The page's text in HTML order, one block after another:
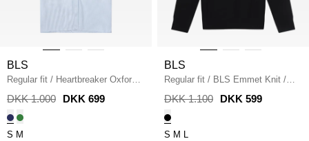
BLS
Regular fit / Heartbreaker Oxford
Skjorte / BLUE/WHITE
DKK 1.000 DKK 699
S M
BLS
Regular fit / BLS Emmet Knit /
BLACK
DKK 1.100 DKK 599
S M L